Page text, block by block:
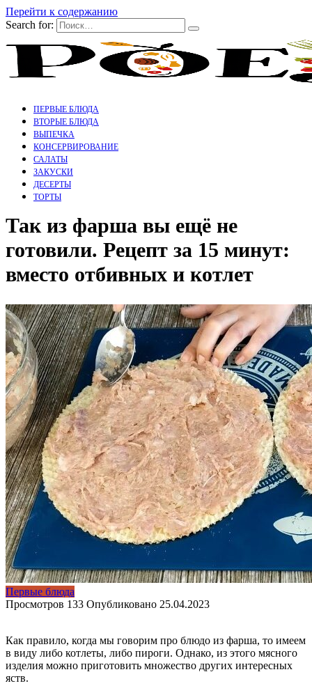
Перейти к содержанию
Search for:
ПЕРВЫЕ БЛЮДА
ВТОРЫЕ БЛЮДА
ВЫПЕЧКА
КОНСЕРВИРОВАНИЕ
САЛАТЫ
ЗАКУСКИ
ДЕСЕРТЫ
ТОРТЫ
Так из фарша вы ещё не
готовили. Рецепт за 15 минут:
вместо отбивных и котлет
Первые блюда
Просмотров 133 Опубликовано 25.04.2023
Как правило, когда мы говорим про блюдо из фарша, то имеем
в виду либо котлеты, либо пироги. Однако, из этого мясного
изделия можно приготовить множество других интересных
яств.